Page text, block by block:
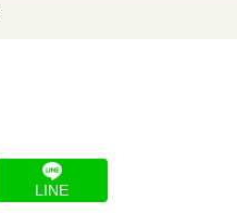
LINE